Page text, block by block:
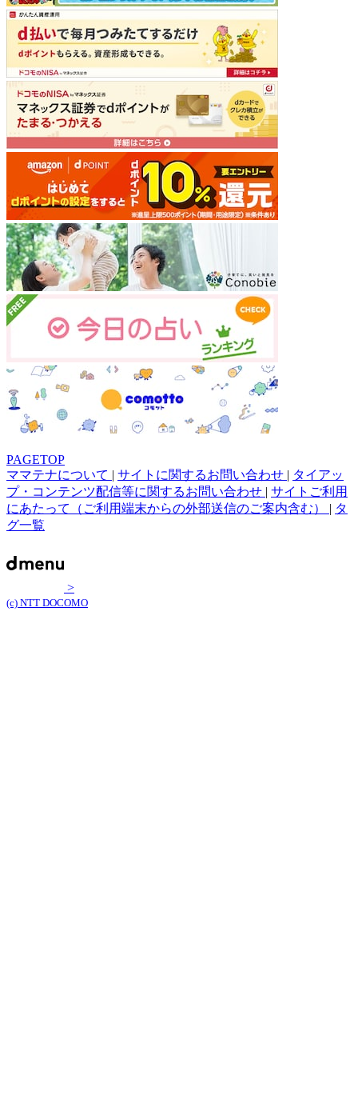
PAGETOP
ママテナについて | サイトに関するお問い合わせ | タイアッ
プ・コンテンツ配信等に関するお問い合わせ | サイトご利用
にあたって（ご利用端末からの外部送信のご案内含む） | タ
グ一覧
>
(c) NTT DOCOMO